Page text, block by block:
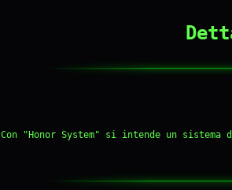
Con "Honor System" si intende un